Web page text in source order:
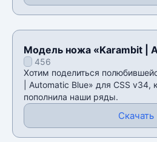
Модель ножа «Karambit |
для CSS v34
456
Хотим поделиться
| Automatic Blue» для CSS v34,
пополнила наши ряды.
Скачать